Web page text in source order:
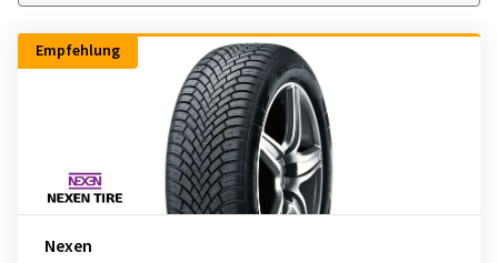
Empfehlung
Nexen